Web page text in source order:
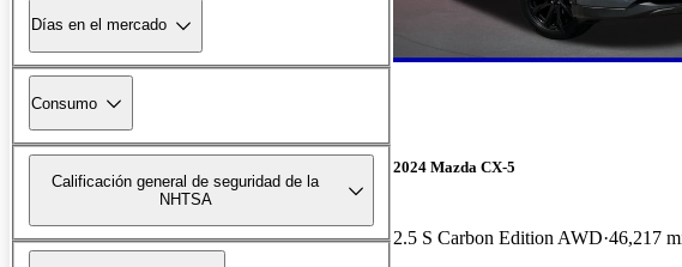
Días en el mercado
Consumo
Calificación general de seguridad de la
NHTSA
2024 Mazda CX-5
2.5 S Carbon Edition AWD 46,217